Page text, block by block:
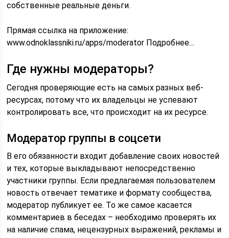
собственные реальные деньги.
Прямая ссылка на приложение:
www.odnoklassniki.ru/apps/moderator Подробнее…
Где нужны модераторы?
Сегодня проверяющие есть на самых разных веб-
ресурсах, потому что их владельцы не успевают
контролировать все, что происходит на их ресурсе.
Модератор группы в соцсети
В его обязанности входит добавление своих новостей
и тех, которые выкладывают непосредственно
участники группы. Если предлагаемая пользователем
новость отвечает тематике и формату сообщества,
модератор публикует ее. То же самое касается
комментариев в беседах – необходимо проверять их
на наличие спама, нецензурных выражений, рекламы и